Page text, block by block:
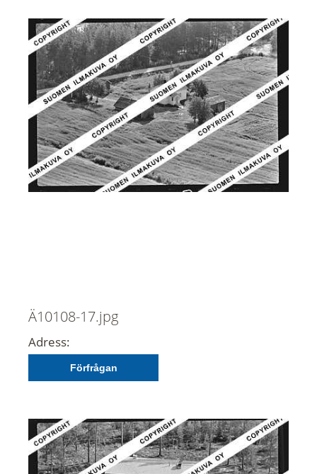
Ä10108-17.jpg
Adress:
Förfrågan